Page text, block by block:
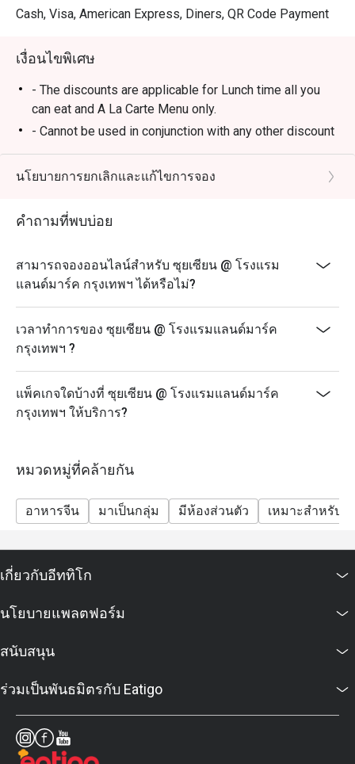
Cash, Visa, American Express, Diners, QR Code Payment
เงื่อนไขพิเศษ
- The discounts are applicable for Lunch time all you
can eat and A La Carte Menu only.
- Cannot be used in conjunction with any other discount
or promotion.
- For more information please contact the restaurant
- The management reserves the right to amend terms &
Q: What type of cuisine does Sui Sian @ The Landmark
Bangkok offer?
A: The restaurant specializes in refined Cantonese and
classic Chinese cuisine.
A: Peking Duck, Braised Fish Maw with Crab Sauce, and
Xiao Long Bao.
dining atmosphere.
A: It is located on Level 10 of The Landmark Bangkok,
directly connected to BTS Nana.
นโยบายการยกเลิกและแก้ไขการจอง
คำถามที่พบบ่อย
สามารถจองออนไลน์สำหรับ ซุยเซียน @ โรงแรม
แลนด์มาร์ค กรุงเทพฯ ได้หรือไม่?
เวลาทำการของ ซุยเซียน @ โรงแรมแลนด์มาร์ค
กรุงเทพฯ ?
แพ็คเกจใดบ้างที่ ซุยเซียน @ โรงแรมแลนด์มาร์ค
กรุงเทพฯ ให้บริการ?
หมวดหมู่ที่คล้ายกัน
อาหารจีน มาเป็นกลุ่ม มีห้องส่วนตัว เหมาะสำหรับเ
เกี่ยวกับอีททิโก
นโยบายแพลตฟอร์ม
สนับสนุน
ร่วมเป็นพันธมิตรกับ Eatigo